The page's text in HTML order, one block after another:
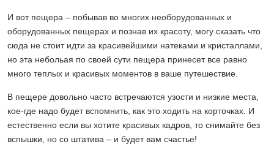
И вот пещера – побывав во многих необорудованных и
оборудованных пещерах и познав их красоту, могу сказать что
сюда не стоит идти за красивейшими натеками и кристаллами,
но эта небольая по своей сути пещера принесет все равно
много теплых и красивых моментов в ваше путешествие.
В пещере довольно часто встречаются узости и низкие места,
кое-где надо будет вспомнить, как это ходить на корточках. И
естественно если вы хотите красивых кадров, то снимайте без
вспышки, но со штатива – и будет вам счастье!